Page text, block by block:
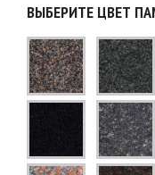
ВЫБЕРИТЕ ЦВЕТ